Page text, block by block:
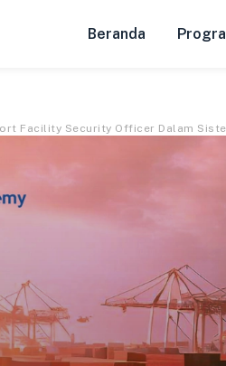
Beranda
Facility Security Officer Dalam